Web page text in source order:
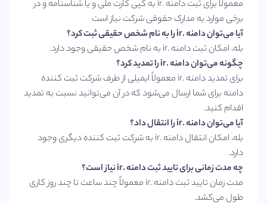
معمولاً برای ثبت دامنه .ir به کپی کارت ملی و یا شناسنامه و در
برخی موارد به مدارک حقوقی شرکت نیاز است
آیا می‌توان دامنه .ir را به نام شخص حقیقی ثبت کرد؟
بله، امکان ثبت دامنه .ir به نام شخص حقیقی وجود دارد.
چگونه می‌توان دامنه .ir را تمدید کرد؟
برای تمدید دامنه .ir معمولاً ایمیلی از طرف شرکت ثبت کننده
دامنه برای شما ارسال می‌شود که در آن می‌توانید نسبت به تمدید
اقدام کنید.
آیا می‌توان دامنه .ir را انتقال داد؟
بله، امکان انتقال دامنه .ir به شرکت ثبت کننده دیگری وجود
دارد.
چه مدت زمانی برای تایید ثبت دامنه .ir نیاز است؟
مدت زمان تایید ثبت دامنه .ir معمولاً چند ساعت تا چند روز کاری
طول می‌کشد.